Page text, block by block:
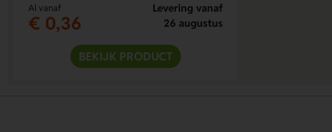
Al vanaf
€ 0,36
Levering vanaf
26 augustus
BEKIJK PRODUCT